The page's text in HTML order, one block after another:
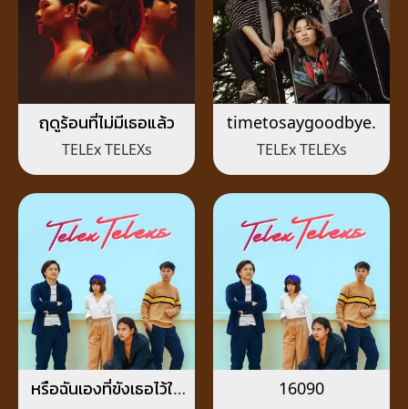
ฤดูร้อนที่ไม่มีเธอแล้ว
TELEx TELEXs
timetosaygoodbye.
TELEx TELEXs
หรือฉันเองที่ขังเธอไว้ใน
16090